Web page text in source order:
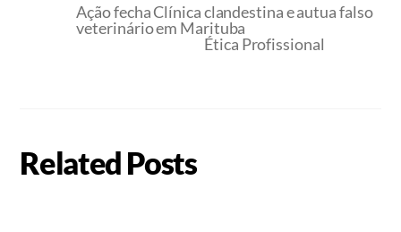
Ação fecha Clínica clandestina e autua falso
veterinário em Marituba
Ética Profissional
Related Posts